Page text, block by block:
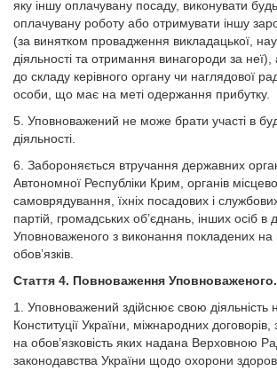
яку іншу оплачувану посаду, виконувати
оплачувану роботу або отримувати іншу
(за винятком провадження викладацької,
діяльності та отримання винагороди за
до складу керівного органу чи наглядової
особи, що має на меті одержання прибутку.
5. Уповноважений не може брати участі в
діяльності.
6. Забороняється втручання державних
Автономної Республіки Крим, органів
самоврядування, їхніх посадових і
партій, громадських об’єднань, інших осіб в
Уповноваженого з виконання покладених на
обов’язків.
Стаття 4. Повноваження Уповноваженого.
1. Уповноважений здійснює свою діяльність
Конституції України, міжнародних договорів,
на обов’язковість яких надана Верховною
законодавства України щодо охорони